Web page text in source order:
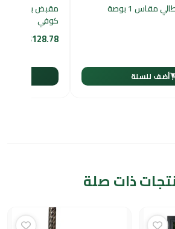
مقاس 1 بوصة
أضف للسلة
كوفي
$128.78
ذات صلة